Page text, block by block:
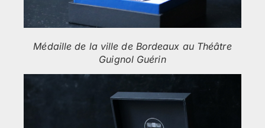
Médaille de la ville de Bordeaux au Théâtre
Guignol Guérin